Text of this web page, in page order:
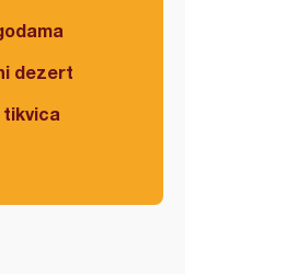
dezert
tikvica